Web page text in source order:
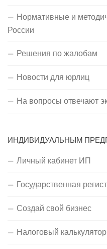
Нормативные и
России
Решения по жалобам
Новости для юрлиц
На вопросы отвечают
ИНДИВИДУАЛЬНЫМ
Личный кабинет ИП
Государственная
Создай свой бизнес
Налоговый